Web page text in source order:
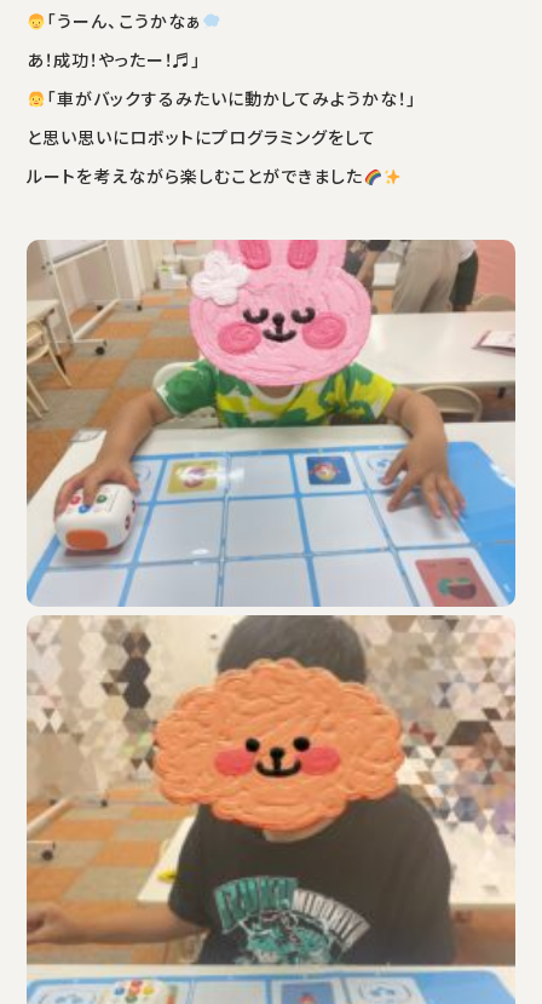
「うーん、こうかなぁ
あ！成功！やったー！♬」
「車がバックするみたいに動かしてみようかな！」
と思い思いにロボットにプログラミングをして
ルートを考えながら楽しむことができました